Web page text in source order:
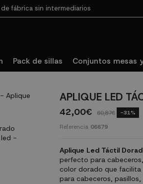
con SeQura
Pack de sillas Conjuntos mesas
APLIQUE LED
42,00€ 60,87€ -31%
Referencia 06679
Aplique Led Táctil
perfecto para
color dorado que facilita
para cabeceros,